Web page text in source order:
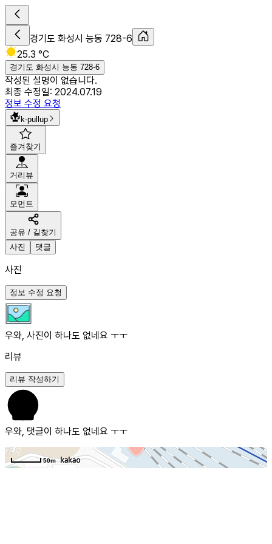
경기도 화성시 능동 728-6
25.3 °C
경기도 화성시 능동 728-6
작성된 설명이 없습니다.
최종 수정일: 2024.07.19
정보 수정 요청
k-pullup
즐겨찾기
거리뷰
모먼트
공유 / 길찾기
사진
댓글
사진
정보 수정 요청
우와, 사진이 하나도 없네요 ㅜㅜ
리뷰
리뷰 작성하기
우와, 댓글이 하나도 없네요 ㅜㅜ
50m